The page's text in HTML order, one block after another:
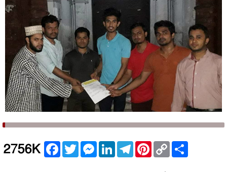
2756K Facebook
TwitterMessenger
LinkedInTelegramPinterest
Copy
Link